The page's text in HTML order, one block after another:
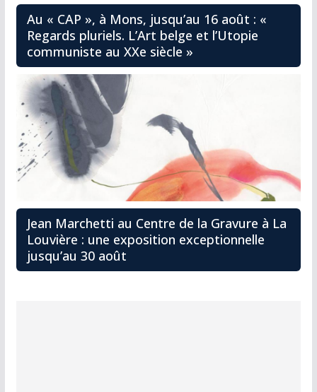
Au « CAP », à Mons, jusqu’au 16 août : «
Regards pluriels. L’Art belge et l’Utopie
communiste au XXe siècle »
Jean Marchetti au Centre de la Gravure à La
Louvière : une exposition exceptionnelle
jusqu’au 30 août